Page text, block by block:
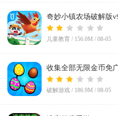
奇妙小镇农场破解版
儿童教育 / 156.0M / 08-05
收集全部无限金币免
破解游戏 / 186.9M / 08-05